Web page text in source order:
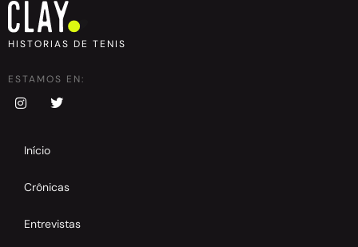
HISTORIAS DE TENIS
ESTAMOS EN:
Início
Crônicas
Entrevistas